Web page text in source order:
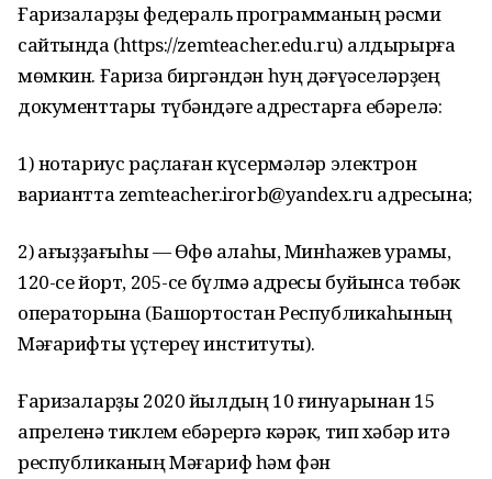
Ғаризаларҙы федераль программаның рәсми
сайтында (https://zemteacher.edu.ru) ҡалдырырға
мөмкин. Ғариза биргәндән һуң дәғүәселәрҙең
документтары түбәндәге адрестарға ебәрелә:
1) нотариус раҫлаған күсермәләр электрон
вариантта zemteacher.irorb@yandex.ru адресына;
2) ҡағыҙҙағыһы — Өфө ҡалаһы, Минһажев урамы,
120-се йорт, 205-се бүлмә адресы буйынса төбәк
операторына (Башҡортостан Республикаһының
Мәғарифты үҫтереү институты).
Ғаризаларҙы 2020 йылдың 10 ғинуарынан 15
апреленә тиклем ебәрергә кәрәк, тип хәбәр итә
республиканың Мәғариф һәм фән